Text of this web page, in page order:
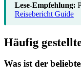
Lese-Empfehlung:
Reisebericht Guide
Häufig
Was ist der